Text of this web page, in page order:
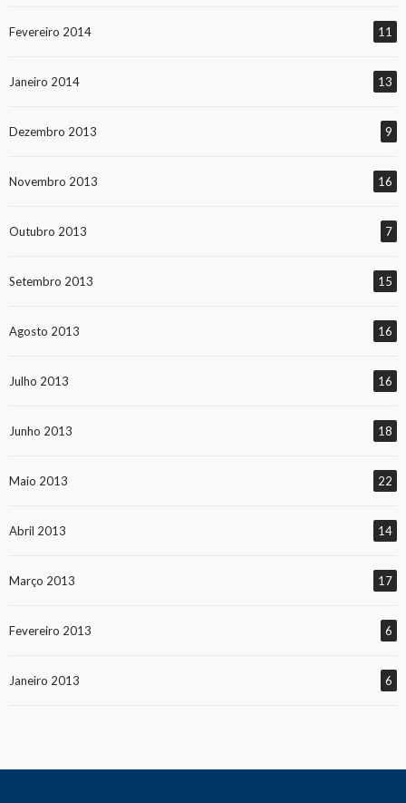
Fevereiro 2014 11
Janeiro 2014 13
Dezembro 2013 9
Novembro 2013 16
Outubro 2013 7
Setembro 2013 15
Agosto 2013 16
Julho 2013 16
Junho 2013 18
Maio 2013 22
Abril 2013 14
Março 2013 17
Fevereiro 2013 6
Janeiro 2013 6